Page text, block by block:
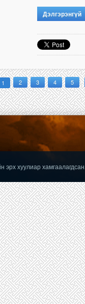
Дэлгэрэнгүй
1 2 3 4 5
эрх хуулиар хамгаалагдсан.